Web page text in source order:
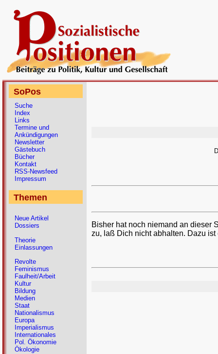
Bisher hat noch niemand an dieser
zu, laß Dich nicht abhalten. Dazu
SoPos
Suche
Index
Links
Termine und
Ankündigungen
Newsletter
Gästebuch
Bücher
Kontakt
RSS-Newsfeed
Impressum
Themen
Neue Artikel
Dossiers
Theorie
Einlassungen
Revolte
Feminismus
Faulheit/Arbeit
Kultur
Bildung
Medien
Staat
Nationalismus
Europa
Imperialismus
Internationales
Pol. Ökonomie
Ökologie